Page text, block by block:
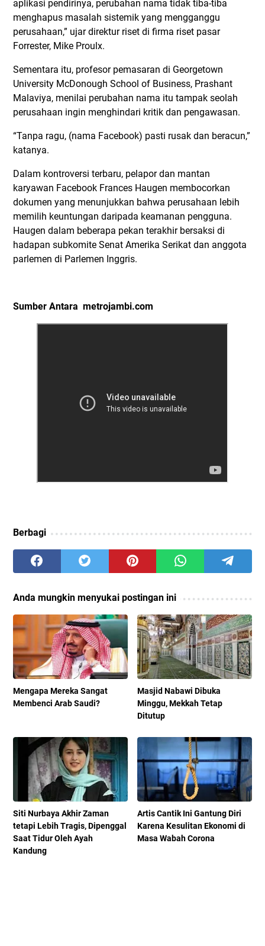
aplikasi pendirinya, perubahan nama tidak tiba-tiba
menghapus masalah sistemik yang mengganggu
perusahaan,” ujar direktur riset di firma riset pasar
Forrester, Mike Proulx.
Sementara itu, profesor pemasaran di Georgetown
University McDonough School of Business, Prashant
Malaviya, menilai perubahan nama itu tampak seolah
perusahaan ingin menghindari kritik dan pengawasan.
“Tanpa ragu, (nama Facebook) pasti rusak dan beracun,”
katanya.
Dalam kontroversi terbaru, pelapor dan mantan
karyawan Facebook Frances Haugen membocorkan
dokumen yang menunjukkan bahwa perusahaan lebih
memilih keuntungan daripada keamanan pengguna.
Haugen dalam beberapa pekan terakhir bersaksi di
hadapan subkomite Senat Amerika Serikat dan anggota
parlemen di Parlemen Inggris.
Sumber Antara metrojambi.com
Berbagi
Anda mungkin menyukai postingan ini
Mengapa Mereka Sangat
Membenci Arab Saudi?
Masjid Nabawi Dibuka
Minggu, Mekkah Tetap
Ditutup
Siti Nurbaya Akhir Zaman
tetapi Lebih Tragis, Dipenggal
Saat Tidur Oleh Ayah
Kandung
Artis Cantik Ini Gantung Diri
Karena Kesulitan Ekonomi di
Masa Wabah Corona